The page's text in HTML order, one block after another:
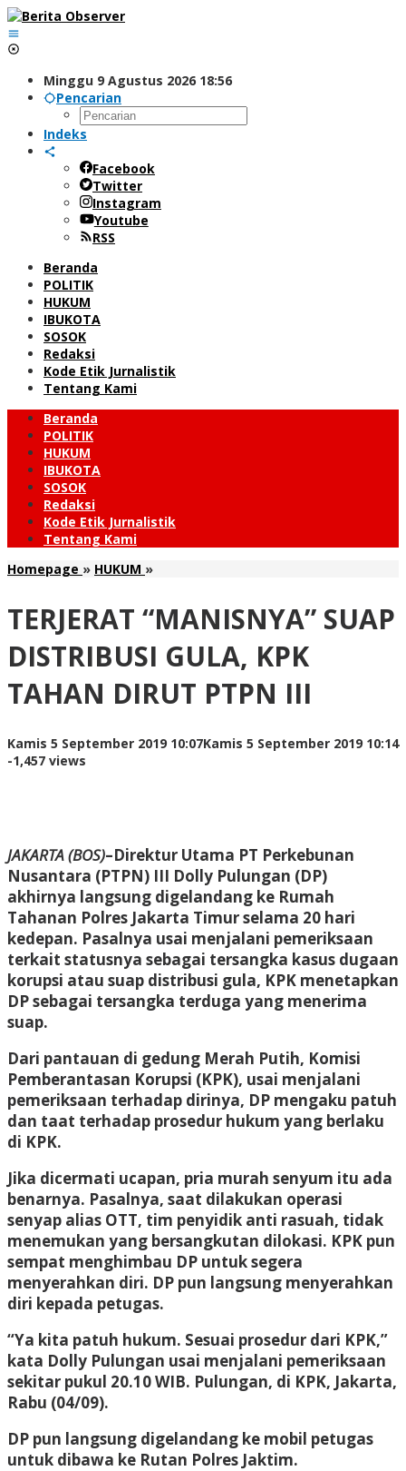
Lewati
ke
konten
Minggu 9 Agustus 2026 18:56
Pencarian
Indeks
Facebook
Twitter
Instagram
Youtube
RSS
Beranda
POLITIK
HUKUM
IBUKOTA
SOSOK
Redaksi
Kode Etik Jurnalistik
Tentang Kami
Beranda
POLITIK
HUKUM
IBUKOTA
SOSOK
Redaksi
Kode Etik Jurnalistik
Tentang Kami
Homepage » HUKUM »TERJERAT
DISTRIBUSI
KPK
TAHAN
DIRUT
PTPN
TERJERAT “MANISNYA” SUAP
DISTRIBUSI GULA, KPK
TAHAN DIRUT PTPN III
Kamis 5 September 2019 10:07Kamis 5 September 2019 10:14
-1,457 views
JAKARTA (BOS)–Direktur Utama PT Perkebunan
Nusantara (PTPN) III Dolly Pulungan (DP)
akhirnya langsung digelandang ke Rumah
Tahanan Polres Jakarta Timur selama 20 hari
kedepan. Pasalnya usai menjalani pemeriksaan
terkait statusnya sebagai tersangka kasus dugaan
korupsi atau suap distribusi gula, KPK menetapkan
DP sebagai tersangka terduga yang menerima
suap.
Dari pantauan di gedung Merah Putih, Komisi
Pemberantasan Korupsi (KPK), usai menjalani
pemeriksaan terhadap dirinya, DP mengaku patuh
dan taat terhadap prosedur hukum yang berlaku
di KPK.
Jika dicermati ucapan, pria murah senyum itu ada
benarnya. Pasalnya, saat dilakukan operasi
senyap alias OTT, tim penyidik anti rasuah, tidak
menemukan yang bersangkutan dilokasi. KPK pun
sempat menghimbau DP untuk segera
menyerahkan diri. DP pun langsung menyerahkan
diri kepada petugas.
“Ya kita patuh hukum. Sesuai prosedur dari KPK,”
kata Dolly Pulungan usai menjalani pemeriksaan
sekitar pukul 20.10 WIB. Pulungan, di KPK, Jakarta,
Rabu (04/09).
DP pun langsung digelandang ke mobil petugas
untuk dibawa ke Rutan Polres Jaktim.